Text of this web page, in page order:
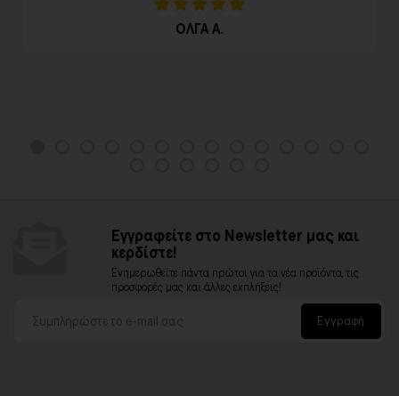
ΟΛΓΑ Α.
Εγγραφείτε στο Newsletter μας και
κερδίστε!
Ενημερωθείτε πάντα πρώτοι για τα νέα προϊόντα, τις
προσφορές μας και άλλες εκπλήξεις!
Εγγραφή